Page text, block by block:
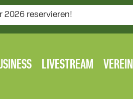
2026 reservieren!
LIVESTREAM VEREIN